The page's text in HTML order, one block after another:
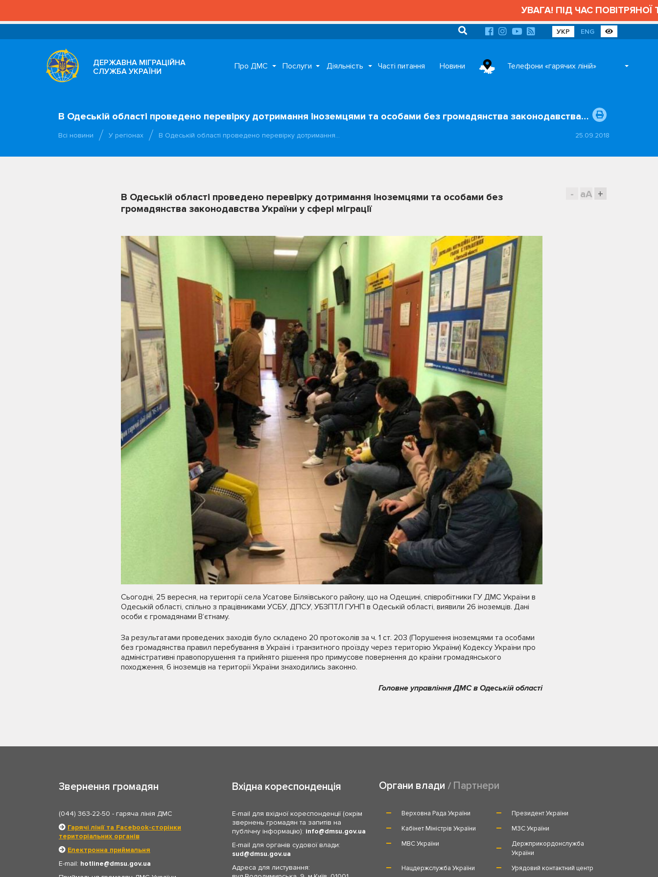
УВАГА! ПІД ЧАС ПОВІТРЯНОЇ
УКР ENG
ДЕРЖАВНА МІГРАЦІЙНА
СЛУЖБА УКРАЇНИ
Про ДМС Послуги Діяльність Часті питання Новини Телефони «гарячих ліній»
В Одеській області проведено перевірку дотримання іноземцями та особами без громадянства законодавства…
Всі новини У регіонах В Одеській області проведено перевірку дотримання… 25.09.2018
- aA +
В Одеській області проведено перевірку дотримання іноземцями та особами без
громадянства законодавства України у сфері міграції
Сьогодні, 25 вересня, на території села Усатове Біляївського району, що на Одещині, співробітники ГУ ДМС України в
Одеській області, спільно з працівниками УСБУ, ДПСУ, УБЗПТЛ ГУНП в Одеській області, виявили 26 іноземців. Дані
особи є громадянами В‘єтнаму.
За результатами проведених заходів було складено 20 протоколів за ч. 1 ст. 203 (Порушення іноземцями та особами
без громадянства правил перебування в Україні і транзитного проїзду через територію України) Кодексу України про
адміністративні правопорушення та прийнято рішення про примусове повернення до країни громадянського
походження, 6 іноземців на території України знаходились законно.
Головне управління ДМС в Одеській області
Звернення громадян
(044) 363-22-50 - гаряча лінія ДМС
Гарячі лінії та Facebook-сторінки
територіальних органів
Електронна приймальня
E-mail: hotline
dmsu.gov.ua
Вхідна кореспонденція
E-mail для вхідної кореспонденції (окрім
звернень громадян та запитів на
публічну інформацію): info
dmsu.gov.ua
E-mail для органів судової влади:
sud
dmsu.gov.ua
Адреса для листування:
Органи влади Партнери
Верховна Рада України
Президент України
Кабінет Міністрів України
МЗС України
МВС України
Держприкордонслужба
України
Нацдержслужба України
Урядовий контактний центр